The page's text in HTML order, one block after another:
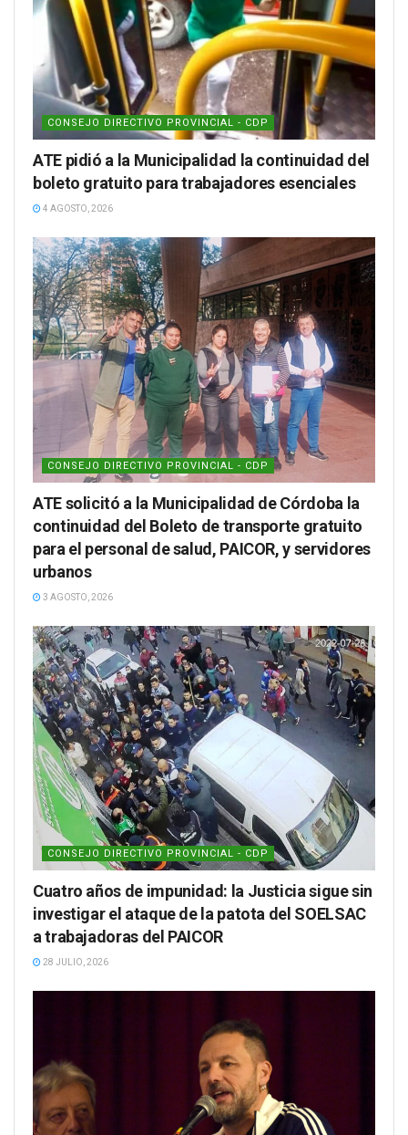
CONSEJO DIRECTIVO PROVINCIAL - CDP
ATE pidió a la Municipalidad la continuidad del
boleto gratuito para trabajadores esenciales
4 AGOSTO, 2026
CONSEJO DIRECTIVO PROVINCIAL - CDP
ATE solicitó a la Municipalidad de Córdoba la
continuidad del Boleto de transporte gratuito
para el personal de salud, PAICOR, y servidores
urbanos
3 AGOSTO, 2026
CONSEJO DIRECTIVO PROVINCIAL - CDP
Cuatro años de impunidad: la Justicia sigue sin
investigar el ataque de la patota del SOELSAC
a trabajadoras del PAICOR
28 JULIO, 2026